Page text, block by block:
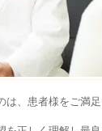
は、患者様をご満